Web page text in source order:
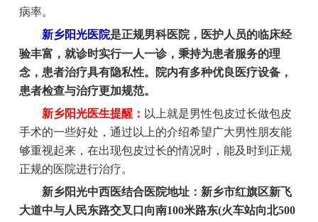
病率。
新乡阳光医院是正规男科医院，医护人员的临床经
验丰富，就诊时实行一人一诊，秉持为患者服务的理
念，患者治疗具有隐私性。院内有多种优良医疗设备，
患者检查与治疗更加规范。
新乡阳光医生提醒： 以上就是男性包皮过长做包皮
手术的一些好处，通过以上的介绍希望广大男性朋友能
够重视起来，在出现包皮过长的情况时，能及时到正规
正规的医院进行治疗。
新乡阳光中西医结合医院地址：新乡市红旗区新飞
大道中与人民东路交叉口向南100米路东(火车站向北500